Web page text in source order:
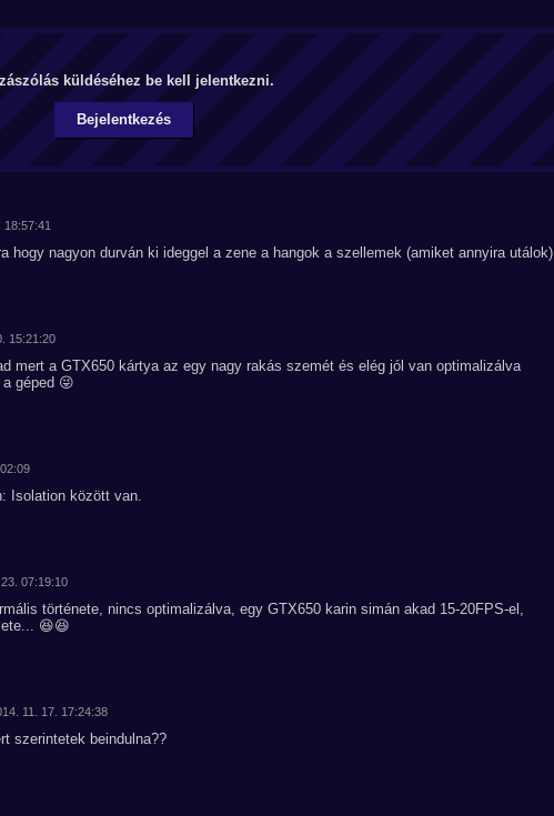
küldéséhez be kell jelentkezni.
Bejelentkezés
hogy nagyon durván ki ideggel a zene a hangok a szellemek (amiket annyira utálok)
15:21:20
mert a GTX650 kártya az egy nagy rakás szemét és elég jól van optimalizálva
géped 😜
Isolation között van.
07:19:10
története, nincs optimalizálva, egy GTX650 karin simán akad 15-20FPS-el,
😆😆
11. 17. 17:24:38
szerintetek beindulna??